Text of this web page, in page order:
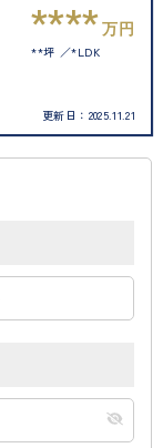
**** 万円
**坪 *LDK
更新日： 2025.11.21